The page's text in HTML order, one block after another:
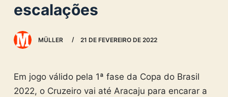
n
e
escalações
MÜLLER 21 DE FEVEREIRO DE 2022
Em jogo válido pela 1ª fase da Copa do Brasil
2022, o Cruzeiro vai até Aracaju para encarar a